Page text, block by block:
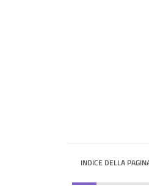
INDICE DELLA